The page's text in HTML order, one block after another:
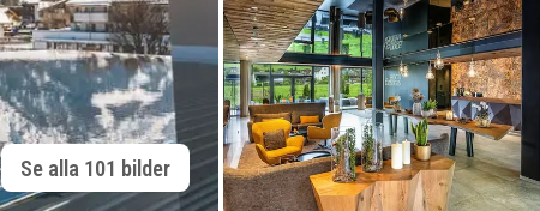
Se alla 101 bilder